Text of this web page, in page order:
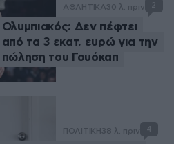
ΑΘΛΗΤΙΚΑ30 λ. πριν 2
Ολυμπιακός: Δεν πέφτει
από τα 3 εκατ. ευρώ για την
πώληση του Γουόκαπ
ΠΟΛΙΤΙΚΗ38 λ. πριν 4